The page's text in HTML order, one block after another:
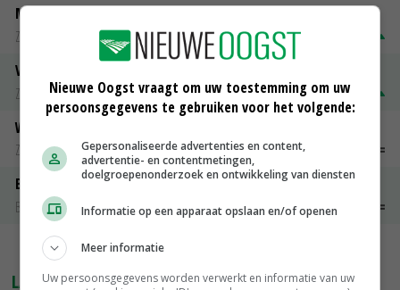
Magere melkpoeder
Zuivel weekprijzen
€ 269,00
Volle melkpoeder
Zuivel weekprijzen
€ 345,00 € 20,00
Weipoeder
Zuivel weekprijzen
€ 134,00
Boeren Gouda 12 kg
Boerenkaas
€ 6,05 € 0,00
MEER MARKTPRIJZEN
LAATSTE NIEUWS
Nieuwe Oogst vraagt om uw toestemming om uw
persoonsgegevens te gebruiken voor het volgende:
Gepersonaliseerde advertenties en content,
advertentie- en contentmetingen,
doelgroepenonderzoek en ontwikkeling van diensten
Informatie op een apparaat opslaan en/of openen
Meer informatie
Uw persoonsgegevens worden verwerkt en informatie van uw